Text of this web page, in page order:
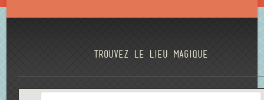
Trouvez le lieu magique